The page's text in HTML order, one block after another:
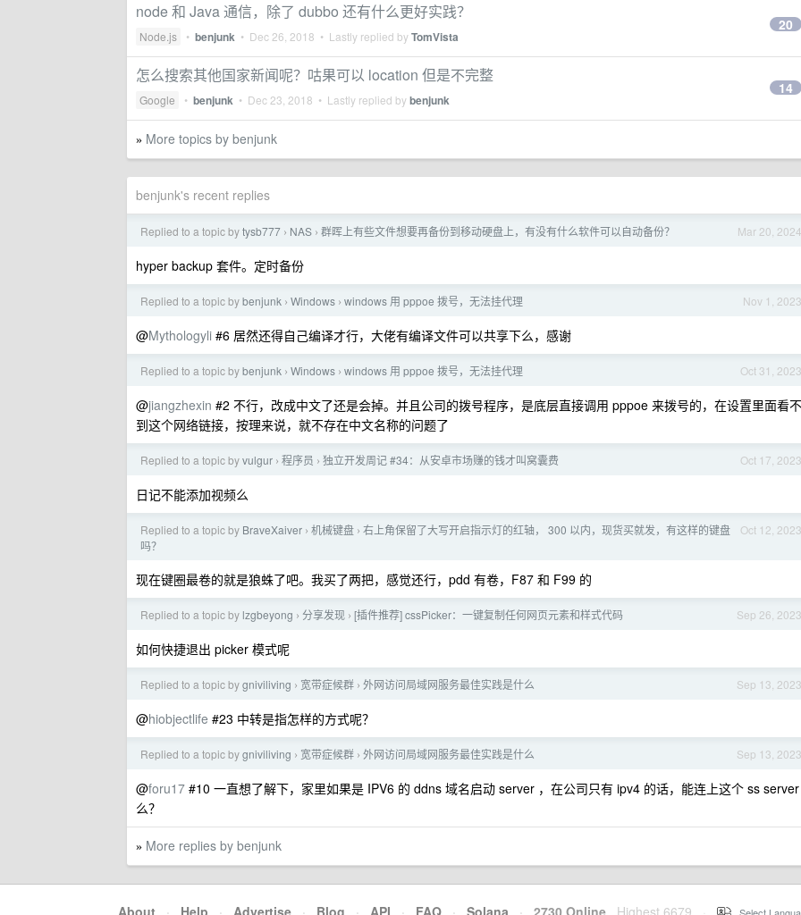
node 和 Java 通信，除了 dubbo 还有什么更好实践？
Node.js • benjunk • Dec 26, 2018 • Lastly replied byTomVista
20
怎么搜索其他国家新闻呢？咕果可以 location 但是不完整
Google • benjunk • Dec 23, 2018 • Lastly replied bybenjunk
14
» More topics by benjunk
benjunk's recent replies
Mar 20, 2024
Replied to a topic bytysb777 › NAS › 群晖上有些文件想要再备份到移动硬盘上，有没有什么软件可以自动备份？
hyper backup 套件。定时备份
Nov 1, 2023
Replied to a topic bybenjunk › Windows › windows 用 pppoe 拨号，无法挂代理
@Mythologyli #6 居然还得自己编译才行，大佬有编译文件可以共享下么，感谢
Oct 31, 2023
Replied to a topic bybenjunk › Windows › windows 用 pppoe 拨号，无法挂代理
@jiangzhexin #2 不行，改成中文了还是会掉。并且公司的拨号程序，是底层直接调用 pppoe 来拨号的，在设置里面看不
到这个网络链接，按理来说，就不存在中文名称的问题了
Oct 17, 2023
Replied to a topic byvulgur › 程序员 › 独立开发周记 #34：从安卓市场赚的钱才叫窝囊费
日记不能添加视频么
Oct 12, 2023
Replied to a topic by BraveXaiver › 机械键盘 › 右上角保留了大写开启指示灯的红轴， 300 以内，现货买就发，有这样的键盘
吗？
现在键圈最卷的就是狼蛛了吧。我买了两把，感觉还行，pdd 有卷，F87 和 F99 的
Sep 26, 2023
Replied to a topic by lzgbeyong › 分享发现 › [插件推荐] cssPicker：一键复制任何网页元素和样式代码
如何快捷退出 picker 模式呢
Sep 13, 2023
Replied to a topic bygniviliving › 宽带症候群 › 外网访问局域网服务最佳实践是什么
@hiobjectlife #23 中转是指怎样的方式呢？
Sep 13, 2023
Replied to a topic bygniviliving › 宽带症候群 › 外网访问局域网服务最佳实践是什么
@foru17 #10 一直想了解下，家里如果是 IPV6 的 ddns 域名启动 server ，在公司只有 ipv4 的话，能连上这个 ss server
么？
» More replies by benjunk
About · Help · Advertise · Blog · API · FAQ · Solana · 2730 Online Highest 6679